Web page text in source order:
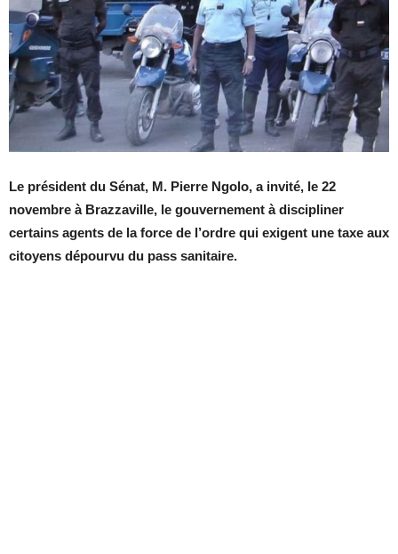
Le président du Sénat, M. Pierre Ngolo, a invité, le 22
novembre à Brazzaville, le gouvernement à discipliner
certains agents de la force de l’ordre qui exigent une taxe aux
citoyens dépourvu du pass sanitaire.